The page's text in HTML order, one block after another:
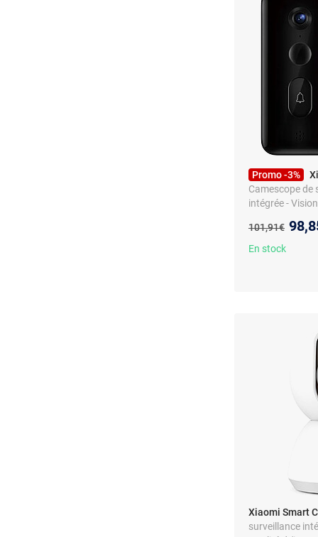
Promo -3%
Camescope de
intégrée -
Ancien prix :
101,91€
En stock
Xiaomi Smart
surveillance